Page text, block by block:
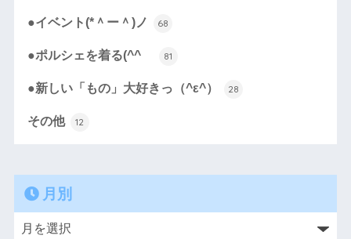
●イベント(*＾ー＾)ノ 68
●ポルシェを着る(^^ゞ 81
●新しい「もの」大好きっ（^ε^） 28
その他 12
月別